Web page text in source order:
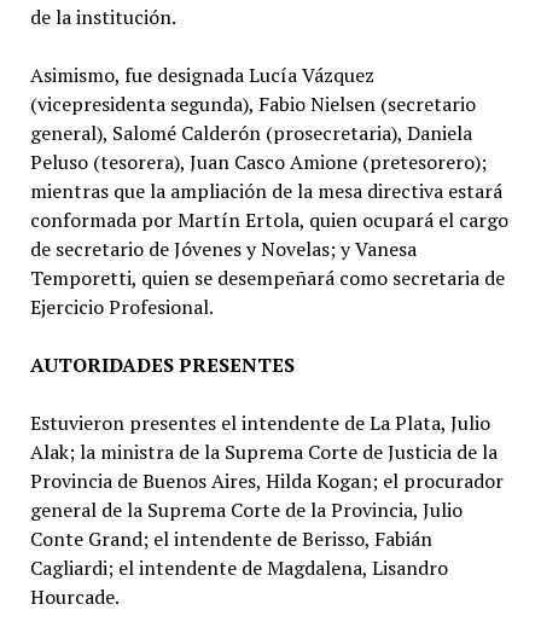
de la institución.
Asimismo, fue designada Lucía Vázquez
(vicepresidenta segunda), Fabio Nielsen (secretario
general), Salomé Calderón (prosecretaria), Daniela
Peluso (tesorera), Juan Casco Amione (pretesorero);
mientras que la ampliación de la mesa directiva estará
conformada por Martín Ertola, quien ocupará el cargo
de secretario de Jóvenes y Novelas; y Vanesa
Temporetti, quien se desempeñará como secretaria de
Ejercicio Profesional.
AUTORIDADES PRESENTES
Estuvieron presentes el intendente de La Plata, Julio
Alak; la ministra de la Suprema Corte de Justicia de la
Provincia de Buenos Aires, Hilda Kogan; el procurador
general de la Suprema Corte de la Provincia, Julio
Conte Grand; el intendente de Berisso, Fabián
Cagliardi; el intendente de Magdalena, Lisandro
Hourcade.